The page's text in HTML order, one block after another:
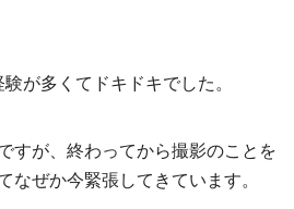
が多くてドキドキでした。
すが、終わってから撮影のことを
なぜか今緊張してきています。